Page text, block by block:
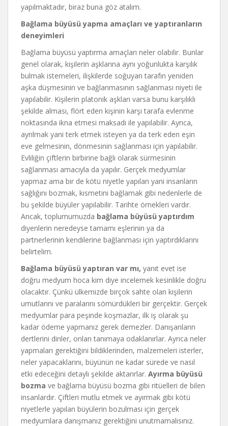
yapılmaktadır, biraz buna göz atalım.
Bağlama büyüsü yapma amaçları ve yaptıranların
deneyimleri
Bağlama büyüsü yaptırma amaçları neler olabilir. Bunlar
genel olarak, kişilerin aşklarına aynı yoğunlukta karşılık
bulmak istemeleri, ilişkilerde soğuyan tarafın yeniden
aşka düşmesinin ve bağlanmasının sağlanması niyeti ile
yapılabilir. Kişilerin platonik aşkları varsa bunu karşılıklı
şekilde alması, flört eden kişinin karşı tarafa evlenme
noktasında ikna etmesi maksadı ile yapılabilir. Ayrıca,
ayrılmak yani terk etmek isteyen ya da terk eden eşin
eve gelmesinin, dönmesinin sağlanması için yapılabilir.
Evliliğin çiftlerin birbirine bağlı olarak sürmesinin
sağlanması amacıyla da yapılır. Gerçek medyumlar
yapmaz ama bir de kötü niyetle yapılan yani insanların
sağlığını bozmak, kısmetini bağlamak gibi nedenlerle de
bu şekilde büyüler yapılabilir. Tarihte örnekleri vardır.
Ancak, toplumumuzda bağlama büyüsü yaptırdım
diyenlerin neredeyse tamamı eşlerinin ya da
partnerlerinin kendilerine bağlanması için yaptırdıklarını
belirtelim.
Bağlama büyüsü yaptıran var mı, yanıt evet ise
doğru medyum hoca kim diye incelemek kesinlikle doğru
olacaktır. Çünkü ülkemizde birçok sahte olan kişilerin
umutlarını ve paralarını sömürdükleri bir gerçektir. Gerçek
medyumlar para peşinde koşmazlar, ilk iş olarak şu
kadar ödeme yapmanız gerek demezler. Danışanların
dertlerini dinler, onları tanımaya odaklanırlar. Ayrıca neler
yapmaları gerektiğini bildiklerinden, malzemeleri isterler,
neler yapacaklarını, büyünün ne kadar sürede ve nasıl
etki edeceğini detaylı şekilde aktarırlar. Ayırma büyüsü
bozma ve bağlama büyüsü bozma gibi ritüelleri de bilen
insanlardır. Çiftleri mutlu etmek ve ayırmak gibi kötü
niyetlerle yapılan büyülerin bozulması için gerçek
medyumlara danışmanız gerektiğini unutmamalısınız.